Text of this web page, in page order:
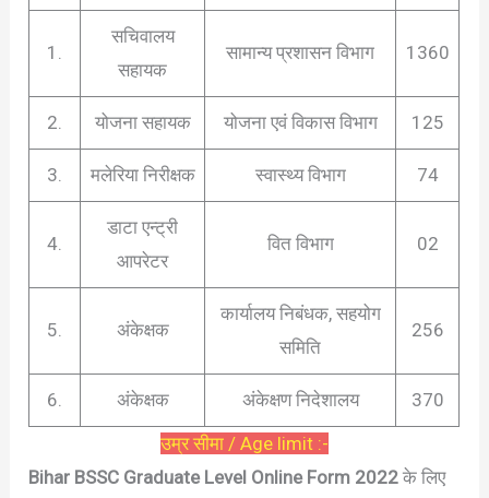
1.
सचिवालय
सहायक
सामान्य प्रशासन विभाग 1360
2. योजना सहायक योजना एवं विकास विभाग 125
3. मलेरिया निरीक्षक स्वास्थ्य विभाग 74
4.
डाटा एन्ट्री
आपरेटर
वित विभाग 02
5. अंकेक्षक
कार्यालय निबंधक, सहयोग
समिति
256
6. अंकेक्षक अंकेक्षण निदेशालय
370
उम्र सीमा / Age limit :-
Bihar BSSC Graduate Level Online Form 2022 के लिए